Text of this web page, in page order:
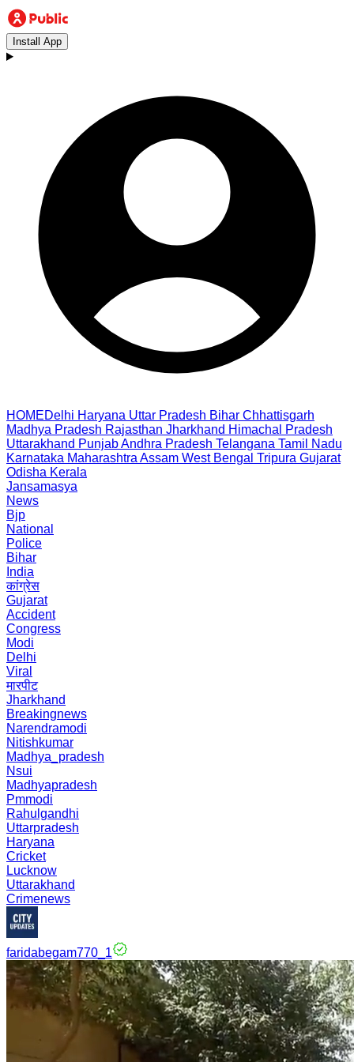
Install App
HOMEDelhi Haryana Uttar Pradesh Bihar Chhattisgarh
Madhya Pradesh Rajasthan Jharkhand Himachal Pradesh
Uttarakhand PunjabAndhra Pradesh Telangana Tamil Nadu
Karnataka Maharashtra Assam West Bengal Tripura Gujarat
Odisha Kerala
Jansamasya
News
Bjp
National
Police
Bihar
India
कांग्रेस
Gujarat
Accident
Congress
Modi
Delhi
Viral
मारपीट
Jharkhand
Breakingnews
Narendramodi
Nitishkumar
Madhya_pradesh
Nsui
Madhyapradesh
Pmmodi
Rahulgandhi
Uttarpradesh
Haryana
Cricket
Lucknow
Uttarakhand
Crimenews
faridabegam770_1